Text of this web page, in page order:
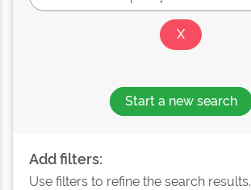
Start a new search
Add filters:
Use filters to refine the search results.